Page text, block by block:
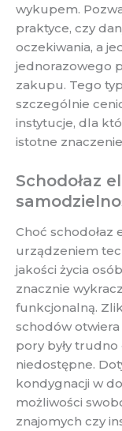
wykupem.
praktyce, czy
oczekiwania, a
jednorazowego
zakupu. Tego
szczególnie
instytucje, dla
istotne
Schodołaz
Choć
urządzeniem
jakości życia
znacznie
funkcjonalną.
schodów
pory były
niedostępne.
kondygnacji w
możliwości
znajomych czy